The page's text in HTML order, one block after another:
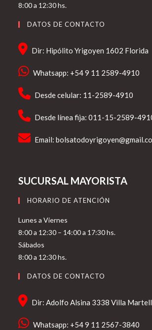
8:00 a 12:30 hs.
DATOS DE CONTACTO
Dir: Hipólito Yrigoyen 1602 Florida
Whatsapp: +54 9 11 2589-4910
Desde celular: 11-2589-4910
Desde línea fija: 011-15-2589-
Email:
SUCURSAL MAYORISTA
HORARIO DE ATENCIÓN
Lunes a Viernes
8:00 a 12:30 – 14:00 a 17:30 hs.
Sábados
8:00 a 12:30 hs.
DATOS DE CONTACTO
Dir: Adolfo Alsina 3338 Villa
Whatsapp: +54 9 11 2567-3840